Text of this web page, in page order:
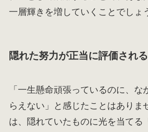
一層輝きを増していくことでしょ
隠れた努力が正当に評価され
「一生懸命頑張っているのに、な
らえない」と感じたことはありま
は、隠れていたものに光を当てる